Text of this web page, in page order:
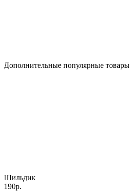
Дополнительные популярные товары
Шильдик
190р.